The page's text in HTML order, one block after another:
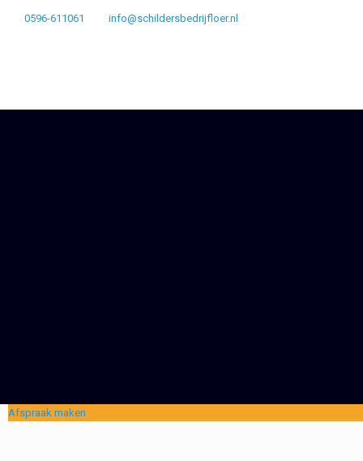
0596-611061 info@schildersbedrijfloer.nl
Afspraak maken